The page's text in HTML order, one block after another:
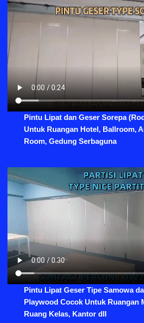
Pintu Lipat dan Geser Sorepa
Untuk Ruangan Hotel, Ballroom,
Room, Gedung Serbaguna
Pintu Lipat Geser Tipe Samowa
Playwood Cocok Untuk Ruangan
Ruang Kelas, Kantor dll